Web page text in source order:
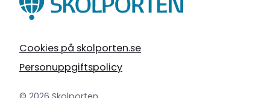
Cookies på skolporten.se
Personuppgiftspolicy
© 2026 Skolporten